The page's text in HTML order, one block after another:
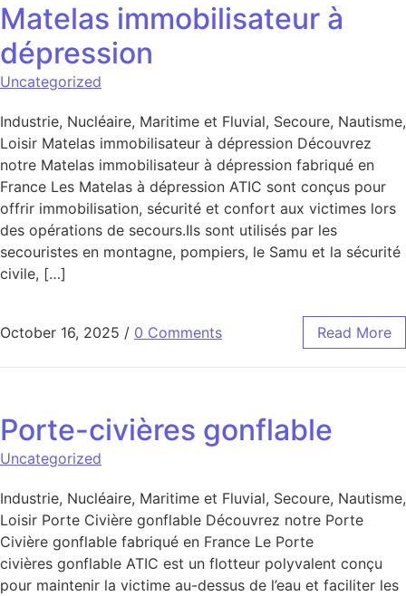
Matelas immobilisateur à
dépression
Uncategorized
Industrie, Nucléaire, Maritime et Fluvial, Secoure, Nautisme,
Loisir Matelas immobilisateur à dépression Découvrez
notre Matelas immobilisateur à dépression fabriqué en
France Les Matelas à dépression ATIC sont conçus pour
offrir immobilisation, sécurité et confort aux victimes lors
des opérations de secours.Ils sont utilisés par les
secouristes en montagne, pompiers, le Samu et la sécurité
civile, […]
October 16, 2025 / 0 Comments Read More
Porte-civières gonflable
Uncategorized
Industrie, Nucléaire, Maritime et Fluvial, Secoure, Nautisme,
Loisir Porte Civière gonflable Découvrez notre Porte
Civière gonflable fabriqué en France Le Porte
civières gonflable ATIC est un flotteur polyvalent conçu
pour maintenir la victime au-dessus de l’eau et faciliter les